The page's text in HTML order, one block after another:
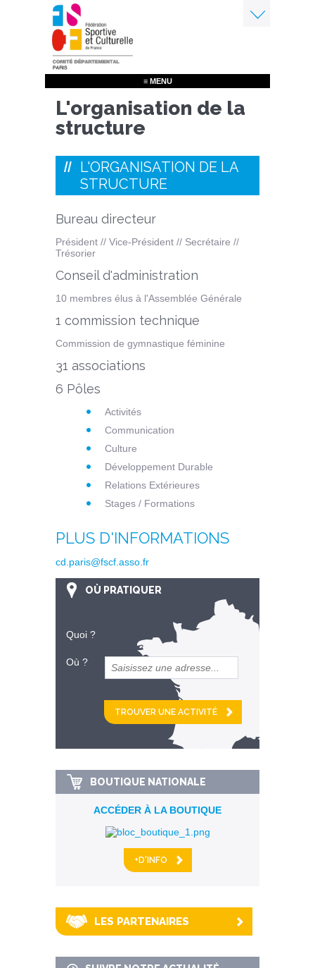
Aller
au
contenu
principal
≡ MENU
L'organisation de la
structure
L'ORGANISATION DE LA
STRUCTURE
Bureau directeur
Président // Vice-Président // Secrétaire //
Trésorier
Conseil d'administration
10 membres élus à l'Assemblée Générale
1 commission technique
Commission de gymnastique féminine
31 associations
6 Pôles
Activités
Communication
Culture
Développement Durable
Relations Extérieures
Stages / Formations
PLUS D'INFORMATIONS
cd.paris@fscf.asso.fr
OÙ PRATIQUER
Quoi ?
Où ?
et
km alentour
BOUTIQUE NATIONALE
ACCÉDER À LA BOUTIQUE
+D'INFO
LES PARTENAIRES